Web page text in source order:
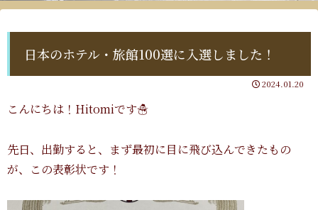
日本のホテル・旅館100選に入選しました！
2024.01.20
こんにちは！Hitomiです☃️
先日、出勤すると、まず最初に目に飛び込んできたもの
が、この表彰状です！